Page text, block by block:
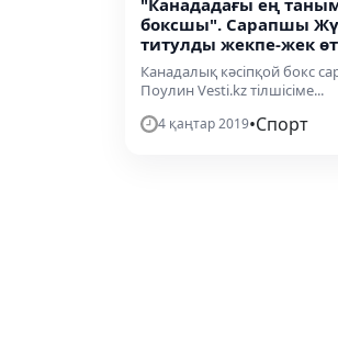
"Канададағы ең
боксшы". Сарапшы
титулды жекпе-жек
Канадалық кәсіпқой бокс
Поулин Vesti.kz тілшісіме...
4 қаңтар 2019•Спорт